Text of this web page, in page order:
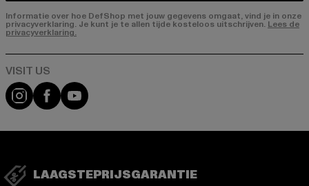
Informatie over hoe DefShop met jouw gegevens omgaat, vind je in onze
privacyverklaring. Je kunt je te allen tijde kosteloos uitschrijven. Lees de
privacyverklaring.
Visit our Instagram page:
Visit our Facebook page:
Visit our YouTube channel:
LAAGSTEPRIJSGARANTIE